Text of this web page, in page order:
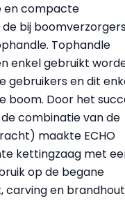
en compacte
bij
Tophandle
enkel gebruikt
gebruikers en dit
boom. Door het
combinatie van de
maakte ECHO
kettingzaag met
op de begane
carving en